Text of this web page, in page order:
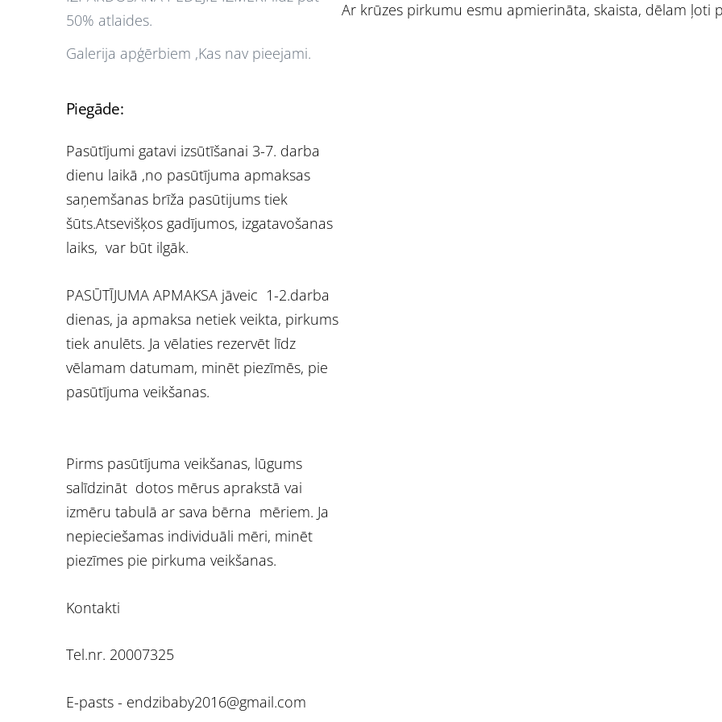
50% atlaides.
Galerija apģērbiem ,Kas nav pieejami.
Piegāde:
Pasūtījumi gatavi izsūtīšanai 3-7. darba
dienu laikā ,no pasūtījuma apmaksas
saņemšanas brīža pasūtijums tiek
šūts.Atsevišķos gadījumos, izgatavošanas
laiks, var būt ilgāk.
PASŪTĪJUMA APMAKSA jāveic 1-2.darba
dienas, ja apmaksa netiek veikta, pirkums
tiek anulēts. Ja vēlaties rezervēt līdz
vēlamam datumam, minēt piezīmēs, pie
pasūtījuma veikšanas.
Pirms pasūtījuma veikšanas, lūgums
salīdzināt dotos mērus aprakstā vai
izmēru tabulā ar sava bērna mēriem. Ja
nepieciešamas individuāli mēri, minēt
piezīmes pie pirkuma veikšanas.
Kontakti
Tel.nr. 20007325
E-pasts - endzibaby2016@gmail.com
Ar krūzes pirkumu esmu apmierināta, skaista, dēlam ļoti